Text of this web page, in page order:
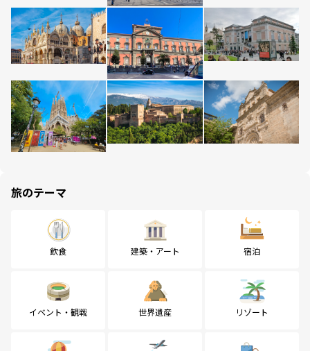
旅のテーマ
飲食 建築・アート 宿泊
イベント・観戦 世界遺産 リゾート